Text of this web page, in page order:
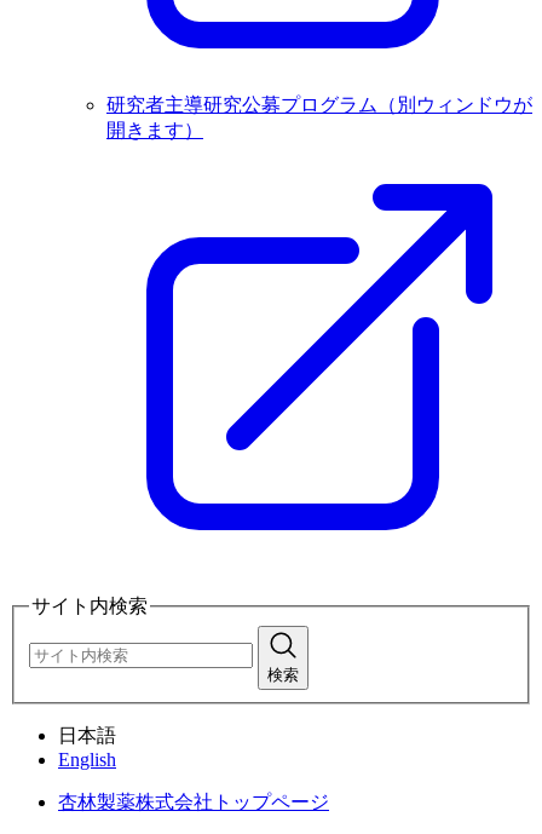
研究者主導研究公募プログラム
（別ウィンドウが
開きます）
サイト内検索
検索
日本語
English
杏林製薬株式会社トップページ